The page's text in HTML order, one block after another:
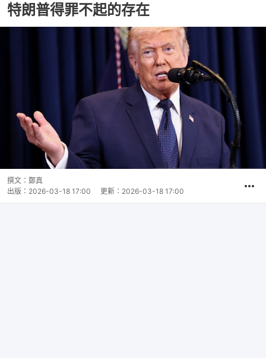
特朗普得罪不起的存在
撰文： 鄭真
出版： 2026-03-18 17:00 更新： 2026-03-18 17:00